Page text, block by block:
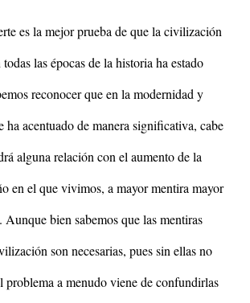
es la mejor prueba de que la civilización
las épocas de la historia ha estado
reconocer que en la modernidad y
ha acentuado de manera significativa, cabe
alguna relación con el aumento de la
en el que vivimos, a mayor mentira mayor
bien sabemos que las mentiras
son necesarias, pues sin ellas no
a menudo viene de confundirlas